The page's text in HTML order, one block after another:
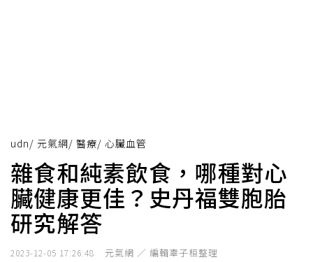
udn/ 元氣網/ 醫療/ 心臟血管
雜食和純素飲食，哪種對心
臟健康更佳？史丹福雙胞胎
研究解答
2023-12-05 17:26:48 元氣網 ／ 編輯辜子桓整理